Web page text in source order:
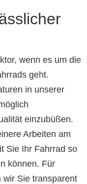
wenn es um die
geht.
in unserer
einzubüßen.
Arbeiten am
Sie Ihr Fahrrad so
können. Für
Sie transparent